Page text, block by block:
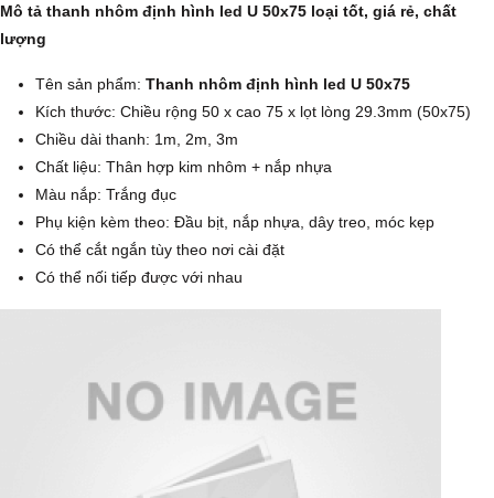
Mô tả thanh nhôm định hình led U 50x75 loại tốt, giá rẻ, chất
lượng
Tên sản phẩm: Thanh nhôm định hình led U 50x75
Kích thước: Chiều rộng 50 x cao 75 x lọt lòng 29.3mm (50x75)
Chiều dài thanh: 1m, 2m, 3m
Chất liệu: Thân hợp kim nhôm + nắp nhựa
Màu nắp: Trắng đục
Phụ kiện kèm theo: Đầu bịt, nắp nhựa, dây treo, móc kẹp
Có thể cắt ngắn tùy theo nơi cài đặt
Có thể nối tiếp được với nhau